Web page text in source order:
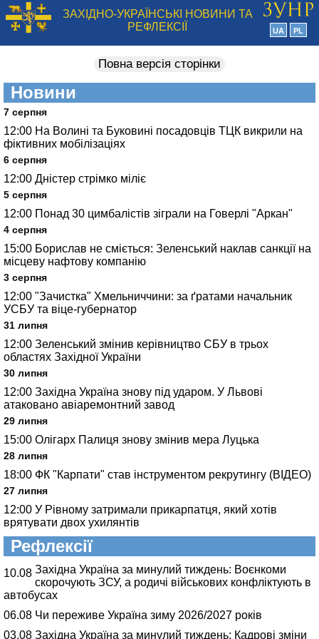
ЗАХІДНО-УКРАЇНСЬКІ НОВИНИ ТА
РЕФЛЕКСІЇ
UA PL
Повна версія сторінки
Новини
7 серпня
12:00 На Волині та Буковині посадовців ТЦК викрили на
фіктивних мобілізаціях
6 серпня
12:00 Дністер стрімко міліє
5 серпня
12:00 Понад 30 цимбалістів зіграли на Говерлі "Аркан"
4 серпня
15:00 Борислав не сміється: Зеленський наклав санкції на
місцеву нафтову компанію
3 серпня
12:00 "Зачистка" Хмельниччини: за ґратами начальник
УСБУ та віце-губернатор
31 липня
12:00 Зеленський змінив керівництво СБУ в трьох
областях Західної України
30 липня
12:00 Західна Україна знову під ударом. У Львові
атаковано авіаремонтний завод
29 липня
15:00 Олігарх Палиця знову змінив мера Луцька
28 липня
18:00 ФК "Карпати" став інструментом рекрутингу (ВІДЕО)
27 липня
12:00 У Рівному затримали прикарпатця, який хотів
врятувати двох ухилянтів
Рефлексії
10.08 Західна Україна за минулий тиждень: Воєнкоми
скорочують ЗСУ, а родичі військових конфліктують в
автобусах
06.08 Чи переживе Україна зиму 2026/2027 років
03.08 Західна Україна за минулий тиждень: Кадрові зміни